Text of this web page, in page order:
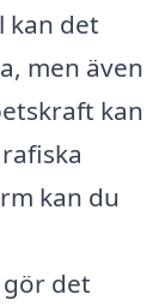
kan det
men även
kan
kan du
det